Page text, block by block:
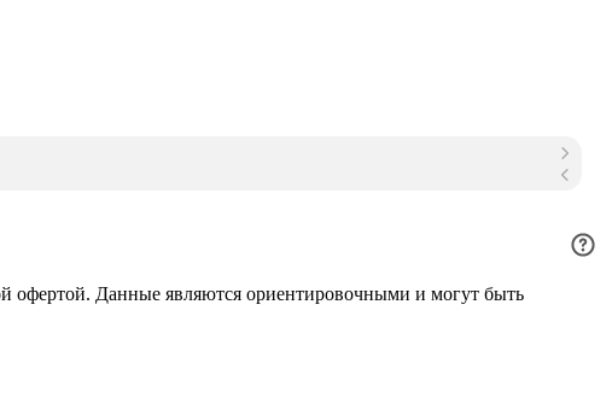
офертой. Данные являются ориентировочными и могут быть